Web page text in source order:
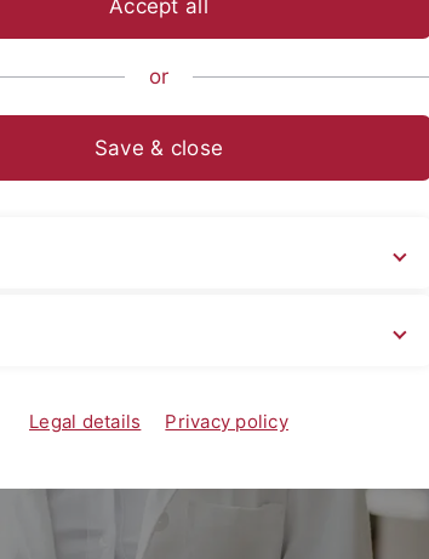
Accept all
or
Save & close
Legal details Privacy policy